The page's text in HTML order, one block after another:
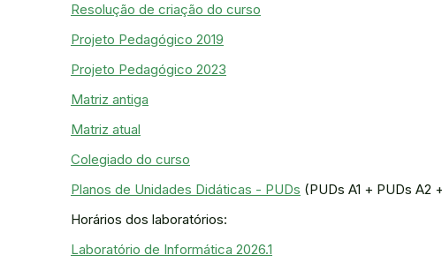
Resolução de criação do curso
Projeto Pedagógico 2019
Projeto Pedagógico 2023
Matriz antiga
Matriz atual
Colegiado do curso
Planos de Unidades Didáticas - PUDs (PUDs A1 + PUDs A2
Horários dos laboratórios:
Laboratório de Informática 2026.1